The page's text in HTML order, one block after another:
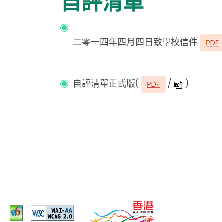
二零一四年四月四日致學校信件
自評清單正式版( / )